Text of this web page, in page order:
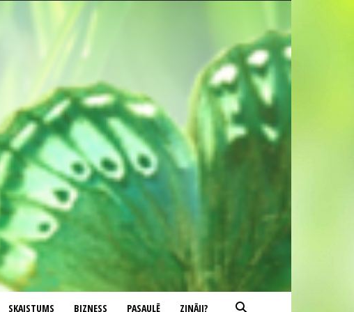
SKAISTUMS BIZNESS PASAULĒ ZINĀJI?